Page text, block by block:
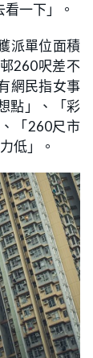
一下」。
派單位面積
260呎差不
網民指女事
點」、「彩
「260尺市
低」。